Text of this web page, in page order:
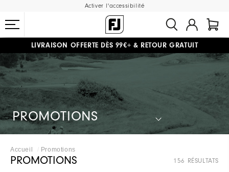
Activer l'accessibilité
#1 SHOE IN GOLF #1 GLOVE IN GOLF
LIVRAISON OFFERTEDÈS 99€+& RETOUR GRATUIT
PROMOTIONS
Accueil Promotions
PROMOTIONS 156 RÉSULTATS